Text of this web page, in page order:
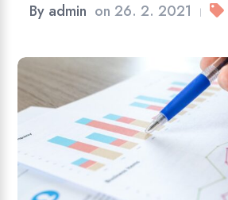
By admin on 26. 2. 2021 |